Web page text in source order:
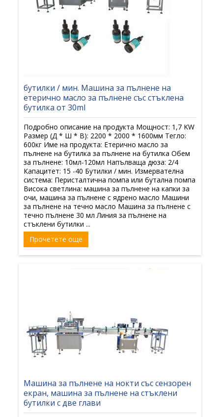
бутилки / мин. Машина за пълнене на
етерично масло за пълнене със стъклена
бутилка от 30ml
Подробно описание на продукта Мощност: 1,7 KW
Размер (Д * Ш * В): 2200 * 2000 * 1600мм Тегло:
600кг Име на продукта: Етерично масло за
пълнене на бутилка за пълнене на бутилка Обем
за пълнене: 10мл-120мл Напълваща дюза: 2/4
Капацитет: 15 -40 Бутилки / мин. Измервателна
система: Перисталтична помпа или бутална помпа
Висока светлина: машина за пълнене на капки за
очи, машина за пълнене с ядрено масло Машини
за пълнене на течно масло Машина за пълнене с
течно пълнене 30 мл Линия за пълнене на
стъклени бутилки ...
Прочетете още
Машина за пълнене на нокти със сензорен
екран, машина за пълнене на стъклени
бутилки с две глави